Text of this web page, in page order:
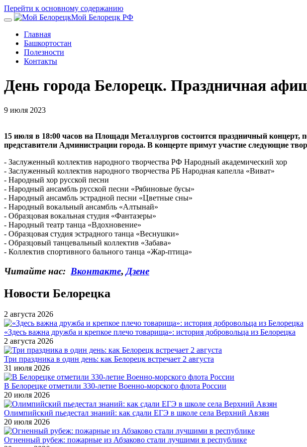
Перейти к основному содержанию
Мой Белорецк РФ
Главная
Башкортостан
Полезности
Контакты
День города Белорецк. Праздничная
9 июля 2023
15 июля в 18:00 часов на Площади Металлургов состоится праздничный
представители Администрации города. В концерте примут участие следующие
- Заслуженный коллектив народного творчества РФ Народный академический хор
- Заслуженный коллектив народного творчества РБ Народная капелла «Виват»
- Народный хор русской песни
- Народный ансамбль русской песни «Рябиновые бусы»
- Народный ансамбль эстрадной песни «Цветные сны»
- Народный вокальный ансамбль «Алтынай»
- Образцовая вокальная студия «Фантазеры»
- Народный театр танца «Вдохновение»
- Образцовая студия эстрадного танца «Веснушки»
- Образцовый танцевальный коллектив «Забава»
- Коллектив спортивного бального танца «Жар-птица»
Читайте нас: Вконтакте, Дзене
Новости Белорецка
2 августа 2026
«Здесь важна дружба и крепкое плечо товарища»: история добровольца из Белорецка
2 августа 2026
Три праздника в один день: как Белорецк встречает 2 августа
31 июля 2026
В Белорецке отметили 330-летие Военно-морского флота России
20 июля 2026
Олимпийский пьедестал знаний: как сдали ЕГЭ в школе села Верхний Авзян
20 июля 2026
Огненный рубеж: пожарные из Абзаково стали лучшими в республике